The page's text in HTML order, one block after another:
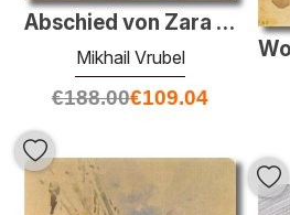
Abschied von Zara mit Ismail
Mikhail Vrubel
€188.00€109.04